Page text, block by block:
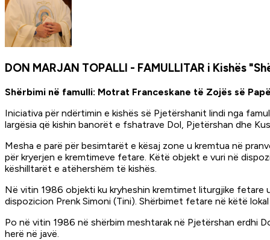
DON MARJAN TOPALLI - FAMULLITAR i Kishës
Shërbimi në famulli: Motrat Franceskane të Zojës së
Iniciativa për ndërtimin e kishës së Pjetërshanit lindi nga
largësia që kishin banorët e fshatrave Dol, Pjetërshan dhe
Mesha e parë për besimtarët e kësaj zone u kremtua në
për kryerjen e kremtimeve fetare. Këtë objekt e vuri në
këshilltarët e atëhershëm të kishës.
Në vitin 1986 objekti ku kryheshin kremtimet liturgjike fetare
dispozicion Prenk Simoni (Tini). Shërbimet fetare në këtë
Po në vitin 1986 në shërbim meshtarak në Pjetërshan erdhi
herë në javë.